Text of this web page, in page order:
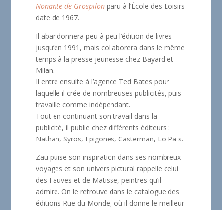
Nonante de Grospilon paru à l’École des Loisirs
date de 1967.
Il abandonnera peu à peu l’édition de livres
jusqu’en 1991, mais collaborera dans le même
temps à la presse jeunesse chez Bayard et
Milan.
Il entre ensuite à l’agence Ted Bates pour
laquelle il crée de nombreuses publicités, puis
travaille comme indépendant.
Tout en continuant son travail dans la
publicité, il publie chez différents éditeurs :
Nathan, Syros, Epigones, Casterman, Lo Païs.
Zaü puise son inspiration dans ses nombreux
voyages et son univers pictural rappelle celui
des Fauves et de Matisse, peintres qu’il
admire. On le retrouve dans le catalogue des
éditions Rue du Monde, où il donne le meilleur